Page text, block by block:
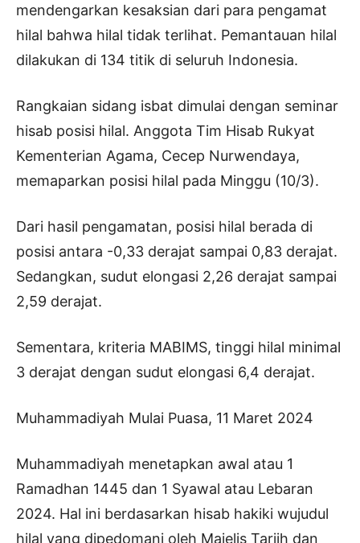
mendengarkan kesaksian dari para pengamat
hilal bahwa hilal tidak terlihat. Pemantauan hilal
dilakukan di 134 titik di seluruh Indonesia.
Rangkaian sidang isbat dimulai dengan seminar
hisab posisi hilal. Anggota Tim Hisab Rukyat
Kementerian Agama, Cecep Nurwendaya,
memaparkan posisi hilal pada Minggu (10/3).
Dari hasil pengamatan, posisi hilal berada di
posisi antara -0,33 derajat sampai 0,83 derajat.
Sedangkan, sudut elongasi 2,26 derajat sampai
2,59 derajat.
Sementara, kriteria MABIMS, tinggi hilal minimal
3 derajat dengan sudut elongasi 6,4 derajat.
Muhammadiyah Mulai Puasa, 11 Maret 2024
Muhammadiyah menetapkan awal atau 1
Ramadhan 1445 dan 1 Syawal atau Lebaran
2024. Hal ini berdasarkan hisab hakiki wujudul
hilal yang dipedomani oleh Majelis Tarjih dan